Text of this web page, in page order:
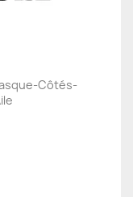
Côtés-